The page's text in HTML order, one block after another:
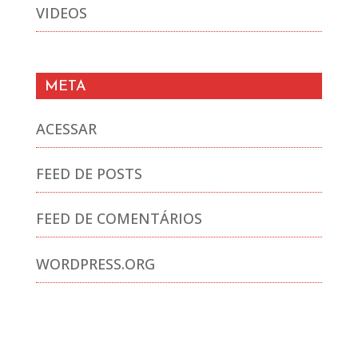
VIDEOS
META
ACESSAR
FEED DE POSTS
FEED DE COMENTÁRIOS
WORDPRESS.ORG